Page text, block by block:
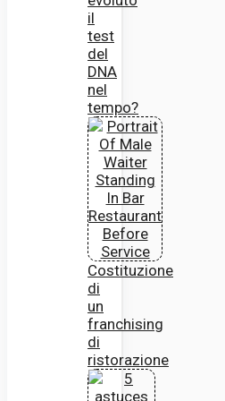
il
test
del
DNA
nel
tempo?
Costituzione
di
un
franchising
di
ristorazione